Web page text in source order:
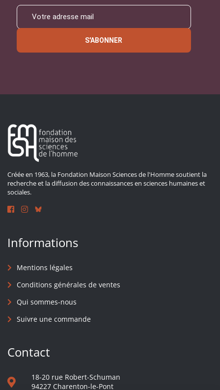
S'ABONNER
Créée en 1963, la Fondation Maison Sciences de l'Homme soutient la
recherche et la diffusion des connaissances en sciences humaines et
sociales.
Informations
Mentions légales
Conditions générales de ventes
Qui sommes-nous
Suivre une commande
Contact
18-20 rue Robert-Schuman
94227 Charenton-le-Pont